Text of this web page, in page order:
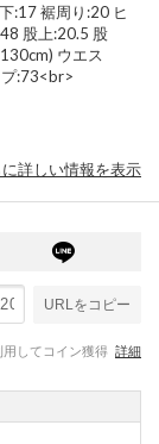
:17 裾周り:20 ヒ
股上:20.5 股
ウエス
:73<br>
詳しい情報を表示
URLをコピー
してコイン獲得 詳細